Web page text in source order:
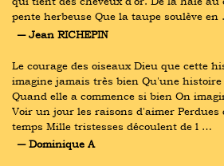
pente herbeuse Que la taupe soulève en
― Jean RICHEPIN
Le courage des oiseaux Dieu que cette
imagine jamais très bien Qu'une
Quand elle a commence si bien On
Voir un jour les raisons d'aimer
temps Mille tristesses découlent de l …
― Dominique A